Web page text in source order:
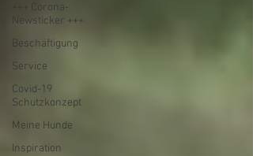
+++ Corona-
Newsticker +++
Beschäftigung
Service
Covid-19
Schutzkonzept
Meine Hunde
Inspiration